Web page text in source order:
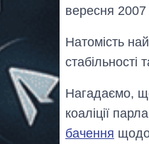
вересня
Натомість
Нагадаємо,
коаліції
бачення